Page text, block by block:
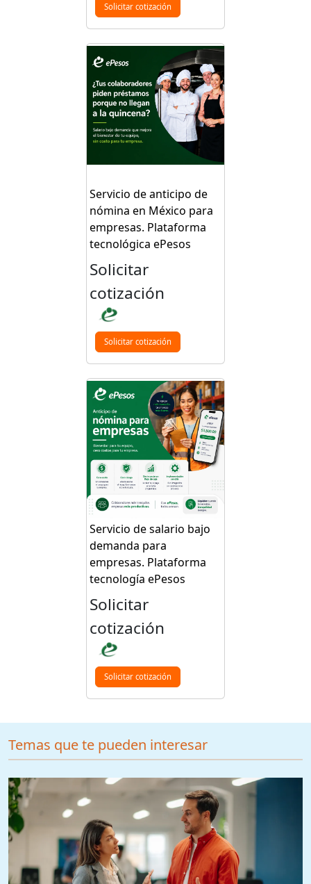
Solicitar cotización
Servicio de anticipo de
nómina en México para
empresas. Plataforma
tecnológica ePesos
Solicitar
cotización
Solicitar cotización
Servicio de salario bajo
demanda para
empresas. Plataforma
tecnología ePesos
Solicitar
cotización
Solicitar cotización
Temas que te pueden interesar